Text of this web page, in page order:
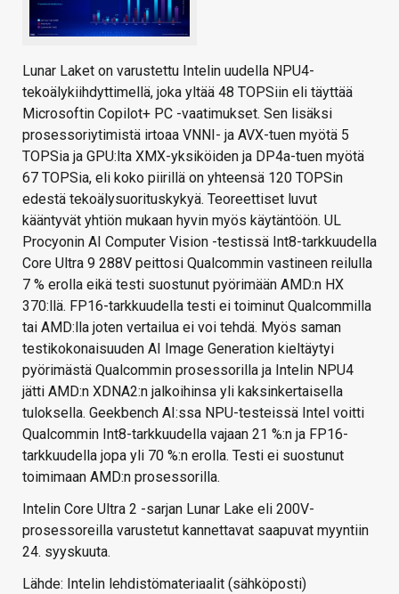
Lunar Laket on varustettu Intelin uudella NPU4-
tekoälykiihdyttimellä, joka yltää 48 TOPSiin eli täyttää
Microsoftin Copilot+ PC -vaatimukset. Sen lisäksi
prosessoriytimistä irtoaa VNNI- ja AVX-tuen myötä 5
TOPSia ja GPU:lta XMX-yksiköiden ja DP4a-tuen myötä
67 TOPSia, eli koko piirillä on yhteensä 120 TOPSin
edestä tekoälysuorituskykyä. Teoreettiset luvut
kääntyvät yhtiön mukaan hyvin myös käytäntöön. UL
Procyonin AI Computer Vision -testissä Int8-tarkkuudella
Core Ultra 9 288V peittosi Qualcommin vastineen reilulla
7 % erolla eikä testi suostunut pyörimään AMD:n HX
370:llä. FP16-tarkkuudella testi ei toiminut Qualcommilla
tai AMD:lla joten vertailua ei voi tehdä. Myös saman
testikokonaisuuden AI Image Generation kieltäytyi
pyörimästä Qualcommin prosessorilla ja Intelin NPU4
jätti AMD:n XDNA2:n jalkoihinsa yli kaksinkertaisella
tuloksella. Geekbench AI:ssa NPU-testeissä Intel voitti
Qualcommin Int8-tarkkuudella vajaan 21 %:n ja FP16-
tarkkuudella jopa yli 70 %:n erolla. Testi ei suostunut
toimimaan AMD:n prosessorilla.
Intelin Core Ultra 2 -sarjan Lunar Lake eli 200V-
prosessoreilla varustetut kannettavat saapuvat myyntiin
24. syyskuuta.
Lähde: Intelin lehdistömateriaalit (sähköposti)